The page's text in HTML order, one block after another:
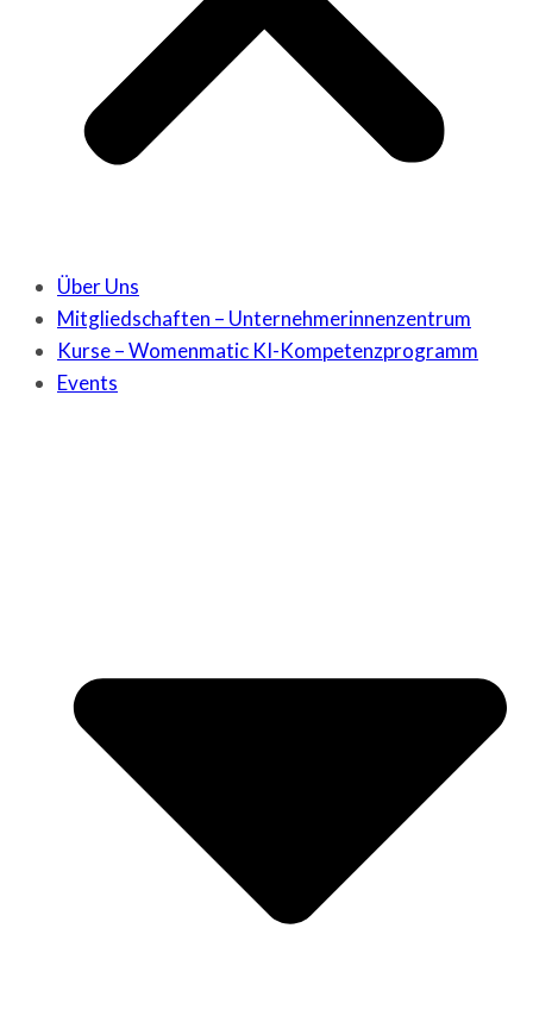
Über Uns
Mitgliedschaften – Unternehmerinnenzentrum
Kurse – Womenmatic KI-Kompetenzprogramm
Events